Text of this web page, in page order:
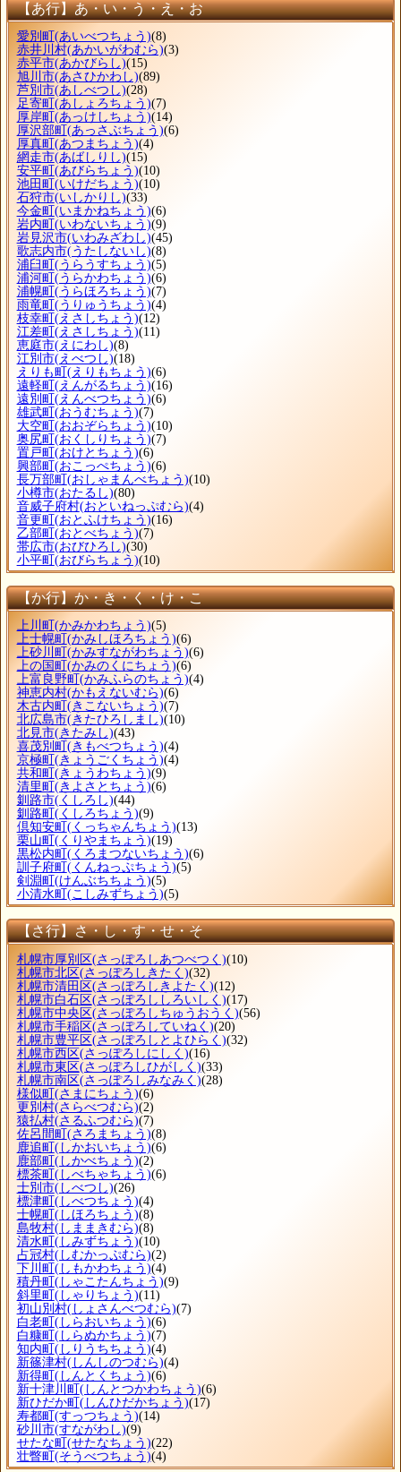
【あ行】あ・い・う・え・お
愛別町 (あいべつちょう)(8)
赤井川村(あかいがわむら)(3)
赤平市(あかびらし)(15)
旭川市(あさひかわし)(89)
芦別市(あしべつし)(28)
足寄町 (あしょろちょう)(7)
厚岸町 (あっけしちょう)(14)
厚沢部町 (あっさぶちょう)(6)
厚真町 (あつまちょう)(4)
網走市(あばしりし)(15)
安平町 (あびらちょう)(10)
池田町 (いけだちょう)(10)
石狩市(いしかりし)(33)
今金町 (いまかねちょう)(6)
岩内町 (いわないちょう)(9)
岩見沢市(いわみざわし)(45)
歌志内市(うたしないし)(8)
浦臼町 (うらうすちょう)(5)
浦河町 (うらかわちょう)(6)
浦幌町 (うらほろちょう)(7)
雨竜町 (うりゅうちょう)(4)
枝幸町 (えさしちょう)(12)
江差町 (えさしちょう)(11)
恵庭市(えにわし)(8)
江別市(えべつし)(18)
えりも町 (えりもちょう)(6)
遠軽町 (えんがるちょう)(16)
遠別町 (えんべつちょう)(6)
雄武町 (おうむちょう)(7)
大空町 (おおぞらちょう)(10)
奥尻町 (おくしりちょう)(7)
置戸町 (おけとちょう)(6)
興部町 (おこっぺちょう)(6)
長万部町 (おしゃまんべちょう)(10)
小樽市(おたるし)(80)
音威子府村(おといねっぷむら)(4)
音更町 (おとふけちょう)(16)
乙部町 (おとべちょう)(7)
帯広市(おびひろし)(30)
小平町 (おびらちょう)(10)
【か行】か・き・く・け・こ
上川町 (かみかわちょう)(5)
上士幌町 (かみしほろちょう)(6)
上砂川町 (かみすながわちょう)(6)
上の国町 (かみのくにちょう)(6)
上富良野町 (かみふらのちょう)(4)
神恵内村(かもえないむら)(6)
木古内町 (きこないちょう)(7)
北広島市(きたひろしまし)(10)
北見市(きたみし)(43)
喜茂別町 (きもべつちょう)(4)
京極町 (きょうごくちょう)(4)
共和町 (きょうわちょう)(9)
清里町 (きよさとちょう)(6)
釧路市(くしろし)(44)
釧路町 (くしろちょう)(9)
倶知安町 (くっちゃんちょう)(13)
栗山町 (くりやまちょう)(19)
黒松内町 (くろまつないちょう)(6)
訓子府町 (くんねっぷちょう)(5)
剣淵町 (けんぶちちょう)(5)
小清水町 (こしみずちょう)(5)
【さ行】さ・し・す・せ・そ
札幌市厚別区(さっぽろしあつべつく)(10)
札幌市北区(さっぽろしきたく)(32)
札幌市清田区(さっぽろしきよたく)(12)
札幌市白石区(さっぽろししろいしく)(17)
札幌市中央区(さっぽろしちゅうおうく)(56)
札幌市手稲区(さっぽろしていねく)(20)
札幌市豊平区(さっぽろしとよひらく)(32)
札幌市西区(さっぽろしにしく)(16)
札幌市東区(さっぽろしひがしく)(33)
札幌市南区(さっぽろしみなみく)(28)
様似町 (さまにちょう)(6)
更別村(さらべつむら)(2)
猿払村(さるふつむら)(7)
佐呂間町 (さろまちょう)(8)
鹿追町 (しかおいちょう)(6)
鹿部町 (しかべちょう)(2)
標茶町 (しべちゃちょう)(6)
士別市(しべつし)(26)
標津町 (しべつちょう)(4)
士幌町 (しほろちょう)(8)
島牧村(しままきむら)(8)
清水町 (しみずちょう)(10)
占冠村(しむかっぷむら)(2)
下川町 (しもかわちょう)(4)
積丹町 (しゃこたんちょう)(9)
斜里町 (しゃりちょう)(11)
初山別村(しょさんべつむら)(7)
白老町 (しらおいちょう)(6)
白糠町 (しらぬかちょう)(7)
知内町 (しりうちちょう)(4)
新篠津村(しんしのつむら)(4)
新得町 (しんとくちょう)(6)
新十津川町 (しんとつかわちょう)(6)
新ひだか町 (しんひだかちょう)(17)
寿都町 (すっつちょう)(14)
砂川市(すながわし)(9)
せたな町 (せたなちょう)(22)
壮瞥町 (そうべつちょう)(4)